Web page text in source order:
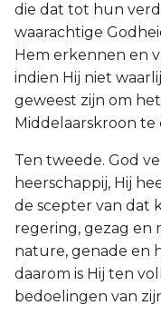
die dat tot hun
waarachtige
Hem erkennen en
indien Hij niet
geweest zijn om
Middelaarskroon te
Ten tweede. God
heerschappij, Hij
de scepter van dat
regering, gezag en
nature, genade en
daarom is Hij ten
bedoelingen van